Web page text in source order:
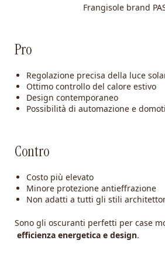
Frangisole brand
Pro
Regolazione precisa della luce
Ottimo controllo del calore estivo
Design contemporaneo
Possibilità di automazione e
Contro
Costo più elevato
Minore protezione antieffrazione
Non adatti a tutti gli stili
Sono gli oscuranti perfetti per case
efficienza energetica e design.